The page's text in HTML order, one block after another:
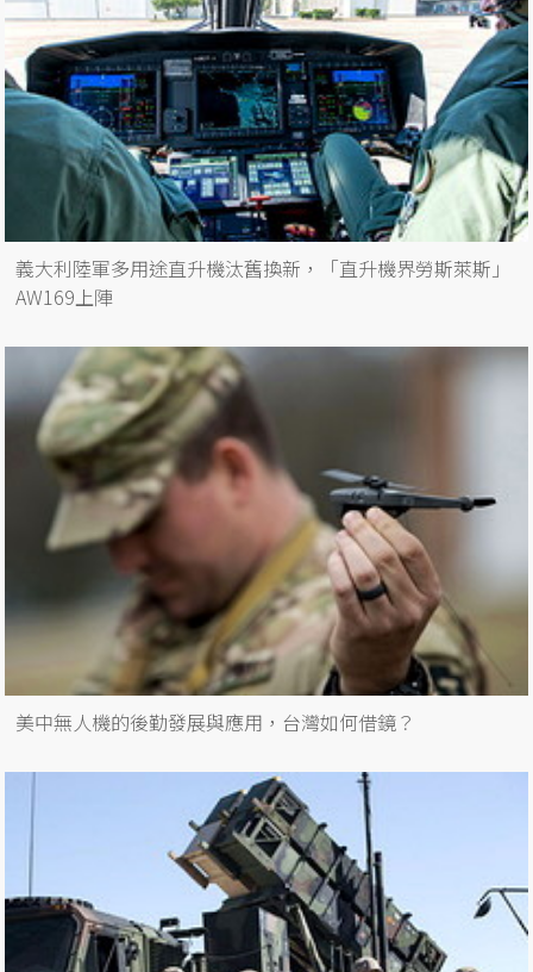
義大利陸軍多用途直升機汰舊換新，「直升機界勞斯萊斯」
AW169上陣
美中無人機的後勤發展與應用，台灣如何借鏡？